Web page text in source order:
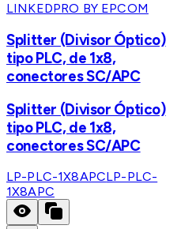
LINKEDPRO BY EPCOM
Splitter (Divisor Óptico)
tipo PLC, de 1x8,
conectores SC/APC
Splitter (Divisor Óptico)
tipo PLC, de 1x8,
conectores SC/APC
LP-PLC-1X8APCLP-PLC-
1X8APC